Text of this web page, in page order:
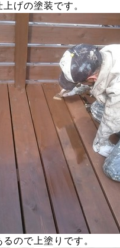
げの塗装です。
ので上塗りです。